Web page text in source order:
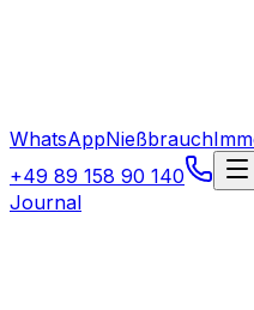
WhatsAppNießbrauch
+49 89 158 90 140
Journal